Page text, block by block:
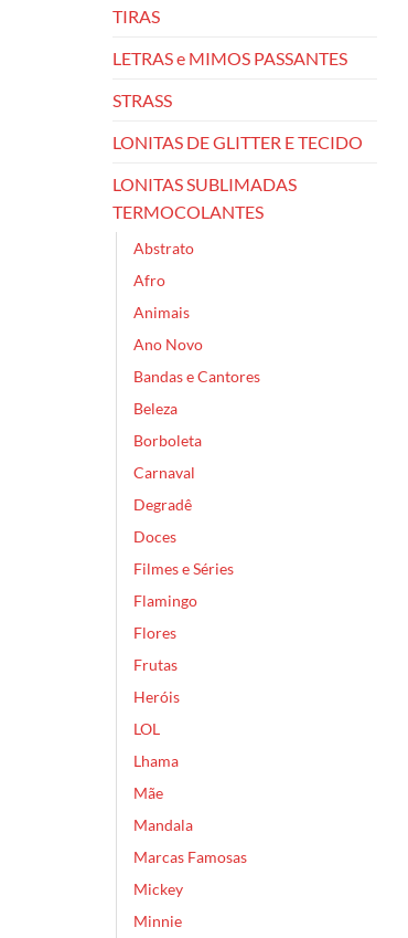
TIRAS
LETRAS e MIMOS PASSANTES
STRASS
LONITAS DE GLITTER E TECIDO
LONITAS SUBLIMADAS
TERMOCOLANTES
Abstrato
Afro
Animais
Ano Novo
Bandas e Cantores
Beleza
Borboleta
Carnaval
Degradê
Doces
Filmes e Séries
Flamingo
Flores
Frutas
Heróis
LOL
Lhama
Mãe
Mandala
Marcas Famosas
Mickey
Minnie